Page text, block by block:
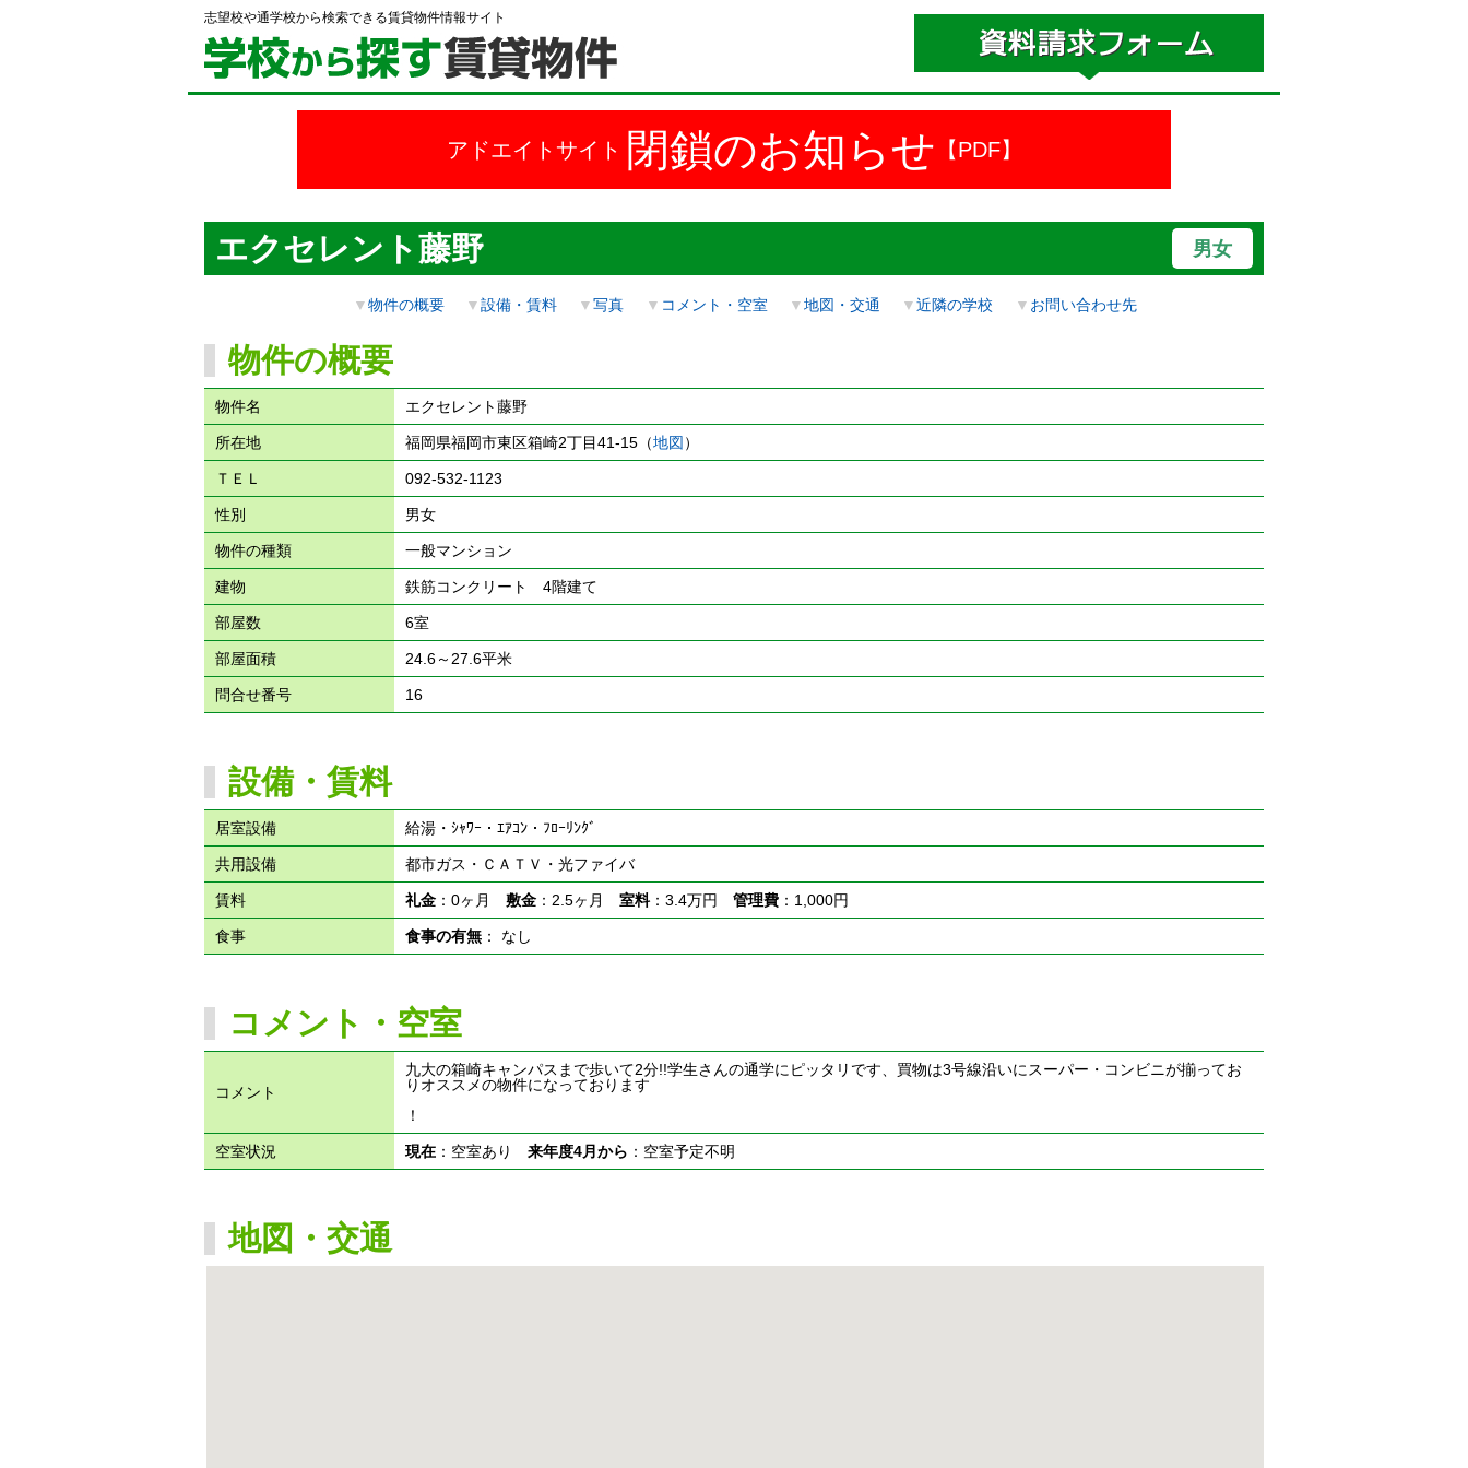
志望校や通学校から検索できる賃貸物件情報サイト
アドエイトサイト 閉鎖のお知らせ 【PDF】
エクセレント藤野 男女
▼物件の概要 ▼設備・賃料 ▼写真 ▼ コメント・空室 ▼地図・交通 ▼近隣の学校 ▼ お問い合わせ先
物件の概要
物件名 エクセレント藤野
所在地 福岡県福岡市東区箱崎2丁目41-15（地図）
ＴＥＬ 092-532-1123
性別 男女
物件の種類 一般マンション
建物 鉄筋コンクリート 4階建て
部屋数 6室
部屋面積 24.6～27.6平米
問合せ番号 16
設備・賃料
居室設備 給湯・ｼｬﾜｰ・ｴｱｺﾝ・ﾌﾛｰﾘﾝｸﾞ
共用設備 都市ガス・ＣＡＴＶ・光ファイバ
賃料 礼金：0ヶ月 敷金：2.5ヶ月 室料：3.4万円 管理費：1,000円
食事 食事の有無： なし
コメント・空室
コメント
九大の箱崎キャンパスまで歩いて2分!!学生さんの通学にピッタリです、買物は3号線沿いにスーパー・コンビニが揃ってお
りオススメの物件になっております
！
空室状況 現在：空室あり 来年度4月から ：空室予定不明
地図・交通